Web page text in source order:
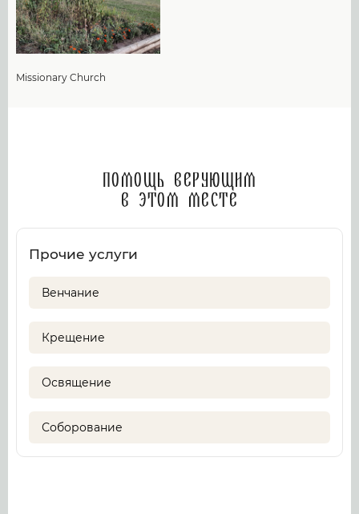
Missionary Church
Помощь верующим
в этом месте
Прочие услуги
Венчание
Крещение
Освящение
Соборование